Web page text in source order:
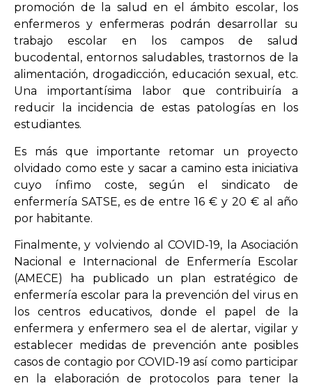
promoción de la salud en el ámbito escolar, los
enfermeros y enfermeras podrán desarrollar su
trabajo escolar en los campos de salud
bucodental, entornos saludables, trastornos de la
alimentación, drogadicción, educación sexual, etc.
Una importantísima labor que contribuiría a
reducir la incidencia de estas patologías en los
estudiantes.
Es más que importante retomar un proyecto
olvidado como este y sacar a camino esta iniciativa
cuyo ínfimo coste, según el sindicato de
enfermería SATSE, es de entre 16 € y 20 € al año
por habitante.
Finalmente, y volviendo al COVID-19, la Asociación
Nacional e Internacional de Enfermería Escolar
(AMECE) ha publicado un plan estratégico de
enfermería escolar para la prevención del virus en
los centros educativos, donde el papel de la
enfermera y enfermero sea el de alertar, vigilar y
establecer medidas de prevención ante posibles
casos de contagio por COVID-19 así como participar
en la elaboración de protocolos para tener la